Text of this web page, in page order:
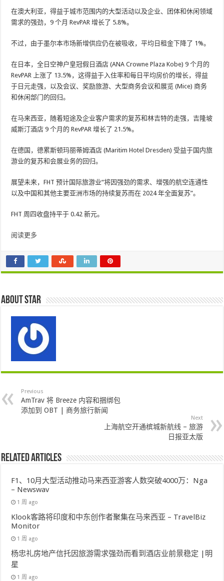
在澳大利亚，得益于城市范围内的大型活动以及企业、团体和休闲领域
需求的强劲，9 个月 RevPAR 增长了 5.8%。
不过，由于墨尔本市场新增供应仍在被吸收，平均日租金下降了 1%。
在日本，全日空神户皇冠假日酒店 (ANA Crowne Plaza Kobe) 9 个月的
RevPAR 上涨了 13.5%，这得益于入住率和每日平均房价的增长，得益
于日元走强，以及会议、奖励旅游、大型商务会议和展览 (Mice) 商务
和休闲部门的回归。
在马来西亚，随着短途及企业客户需求的复苏和林吉特的走强，吉隆坡
威斯汀酒店 9 个月的 RevPAR 增长了 21.5%。
在德国，德累斯顿玛丽蒂姆酒店 (Maritim Hotel Dresden) 受益于国内旅
游业的复苏和会展业务的回归。
展望未来，FHT 预计国际旅游业“将因强劲的需求、增强的航空连通性
以及中国和其他主要亚洲市场的持续复苏而在 2024 年全面复苏”。
FHT 周四收盘持平于 0.42 新元。
阅读更多
About star
Previous
AmTrav 将 Breeze 内容和捆绑包
添加到 OBT | 商务旅行新闻
Next
上海航空开通槟城新航线 – 旅游
日报亚太版
Related Articles
F1、10月大型活动推动马来西亚游客人数突破4000万：Nga
– Newswav
1 周 ago
Klook客路将印度和中东创作者聚集在马来西亚 – TravelBiz
Monitor
1 周 ago
杨忠礼房地产信托因旅游需求强劲而看到酒店业前景稳定 |明
星
1 周 ago